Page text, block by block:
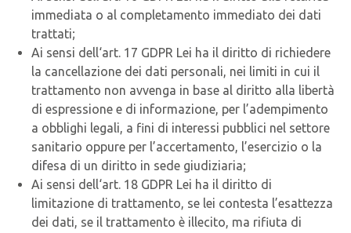
immediata o al completamento immediato dei dati
trattati;
Ai sensi dell‘art. 17 GDPR Lei ha il diritto di richiedere
la cancellazione dei dati personali, nei limiti in cui il
trattamento non avvenga in base al diritto alla libertà
di espressione e di informazione, per l’adempimento
a obblighi legali, a fini di interessi pubblici nel settore
sanitario oppure per l’accertamento, l’esercizio o la
difesa di un diritto in sede giudiziaria;
Ai sensi dell‘art. 18 GDPR Lei ha il diritto di
limitazione di trattamento, se lei contesta l’esattezza
dei dati, se il trattamento è illecito, ma rifiuta di